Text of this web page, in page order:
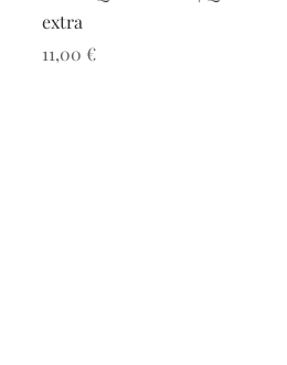
extra
Prix
11,00 €